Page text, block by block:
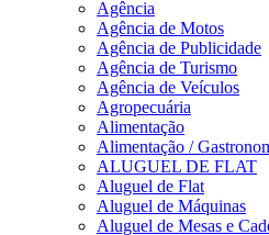
Agência
Agência de Motos
Agência de Publicidade
Agência de Turismo
Agência de Veículos
Agropecuária
Alimentação
Alimentação /
ALUGUEL DE FLAT
Aluguel de Flat
Aluguel de Máquinas
Aluguel de Mesas e